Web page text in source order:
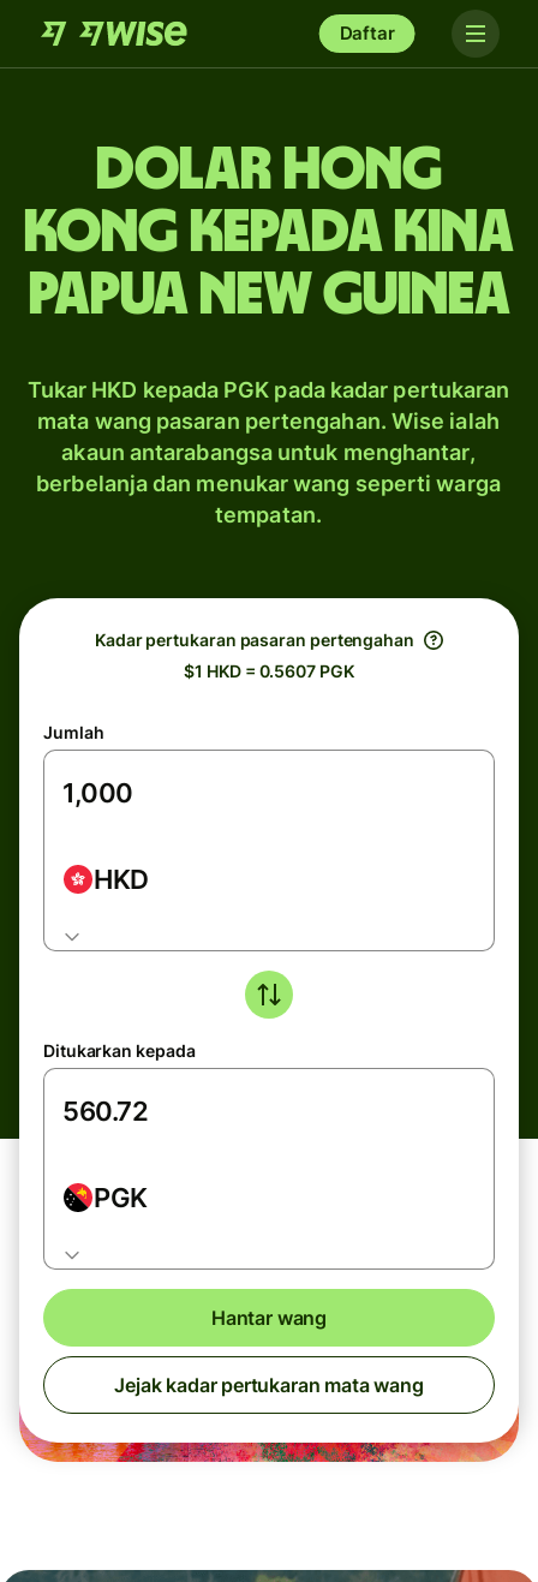
Daftar
dolar Hong
Kong kepada kina
Papua New Guinea
Tukar HKD kepada PGK pada kadar pertukaran
mata wang pasaran pertengahan. Wise ialah
akaun antarabangsa untuk menghantar,
berbelanja dan menukar wang seperti warga
tempatan.
Kadar pertukaran pasaran pertengahan
$1 HKD = 0.5607 PGK
Jumlah
HKD
Ditukarkan kepada
PGK
Hantar wang
Jejak kadar pertukaran mata wang